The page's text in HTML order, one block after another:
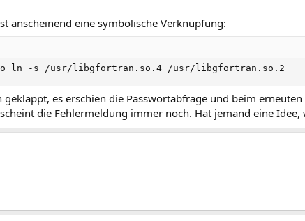
anscheinend eine symbolische Verknüpfung:
ln -s /usr/libgfortran.so.4 /usr/libgfortran.so.2
geklappt, es erschien die Passwortabfrage und beim
die Fehlermeldung immer noch. Hat jemand eine Idee,